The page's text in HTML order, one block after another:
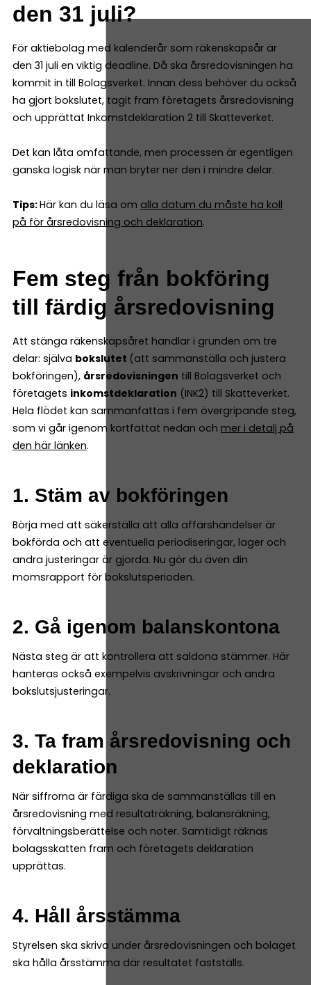
den 31 juli?
För aktiebolag med kalenderår som räkenskapsår är
den 31 juli en viktig deadline. Då ska årsredovisningen ha
kommit in till Bolagsverket. Innan dess behöver du också
ha gjort bokslutet, tagit fram företagets årsredovisning
och upprättat Inkomstdeklaration 2 till Skatteverket.
Det kan låta omfattande, men processen är egentligen
ganska logisk när man bryter ner den i mindre delar.
Tips:Här kan du läsa om alla datum du måste ha koll
på för årsredovisning och deklaration.
Fem steg från bokföring
till färdig årsredovisning
Att stänga räkenskapsåret handlar i grunden om tre
delar: själva bokslutet (att sammanställa och justera
bokföringen), årsredovisningen till Bolagsverket och
företagets inkomstdeklaration (INK2) till Skatteverket.
Hela flödet kan sammanfattas i fem övergripande steg,
som vi går igenom kortfattat nedan och mer i detalj på
den här länken.
1. Stäm av bokföringen
Börja med att säkerställa att alla affärshändelser är
bokförda och att eventuella periodiseringar, lager och
andra justeringar är gjorda. Nu gör du även din
momsrapport för bokslutsperioden.
2. Gå igenom balanskontona
Nästa steg är att kontrollera att saldona stämmer. Här
hanteras också exempelvis avskrivningar och andra
bokslutsjusteringar.
3. Ta fram årsredovisning och
deklaration
När siffrorna är färdiga ska de sammanställas till en
årsredovisning med resultaträkning, balansräkning,
förvaltningsberättelse och noter. Samtidigt räknas
bolagsskatten fram och företagets deklaration
upprättas.
4. Håll årsstämma
Styrelsen ska skriva under årsredovisningen och bolaget
ska hålla årsstämma där resultatet fastställs.